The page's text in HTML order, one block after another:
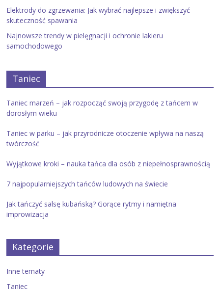
Elektrody do zgrzewania: Jak wybrać najlepsze i zwiększyć
skuteczność spawania
Najnowsze trendy w pielęgnacji i ochronie lakieru
samochodowego
Taniec
Taniec marzeń – jak rozpocząć swoją przygodę z tańcem w
dorosłym wieku
Taniec w parku – jak przyrodnicze otoczenie wpływa na naszą
twórczość
Wyjątkowe kroki – nauka tańca dla osób z niepełnosprawnością
7 najpopularniejszych tańców ludowych na świecie
Jak tańczyć salsę kubańską? Gorące rytmy i namiętna
improwizacja
Kategorie
Inne tematy
Taniec